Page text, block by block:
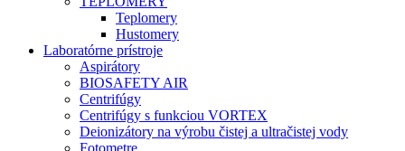
Teplomery
Hustomery
Laboratórne prístroje
Aspirátory
BIOSAFETY AIR
Centrifúgy
Centrifúgy s funkciou VORTEX
Deionizátory na výrobu čistej a ultračistej vody
Fotometre